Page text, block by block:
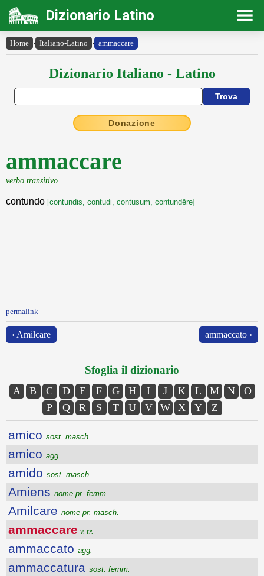
Dizionario Latino
Home › Italiano-Latino › ammaccare
Dizionario Italiano - Latino
Donazione
ammaccare
verbo transitivo
contundo [contundis, contudi, contusum, contundĕre]
permalink
‹ Amilcare ammaccato ›
Sfoglia il dizionario
A B C D E F G H I J K L M N
O
P
Q R S T U V W X Y Z
amico sost. masch.
amico agg.
amido sost. masch.
Amiens nome pr. femm.
Amilcare nome pr. masch.
ammaccare v. tr.
ammaccato agg.
ammaccatura sost. femm.